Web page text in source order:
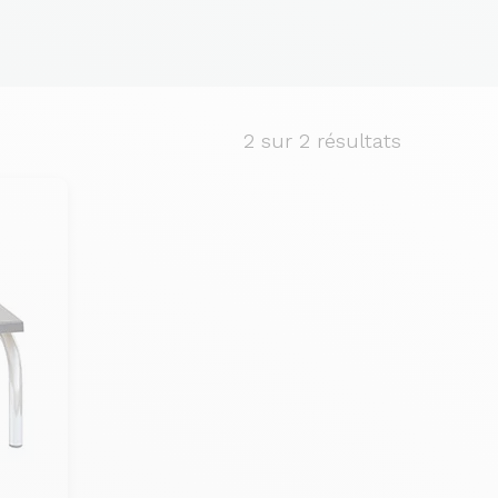
2 sur 2 résultats